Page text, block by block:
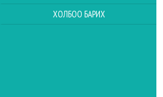
ХОЛБОО БАРИХ